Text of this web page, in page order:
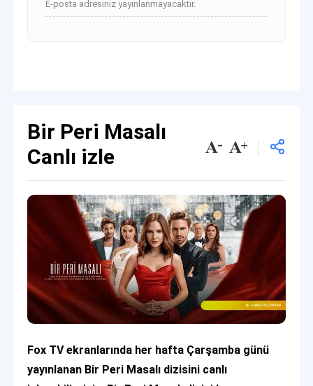
E-posta adresiniz yayınlanmayacaktır.
Bir Peri Masalı
Canlı izle
Fox TV ekranlarında her hafta Çarşamba günü
yayınlanan Bir Peri Masalı dizisini canlı